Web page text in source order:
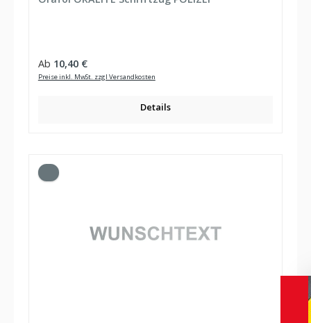
Regulärer Preis:
Ab 10,40 €
Preise inkl. MwSt. zzgl Versandkosten
Details